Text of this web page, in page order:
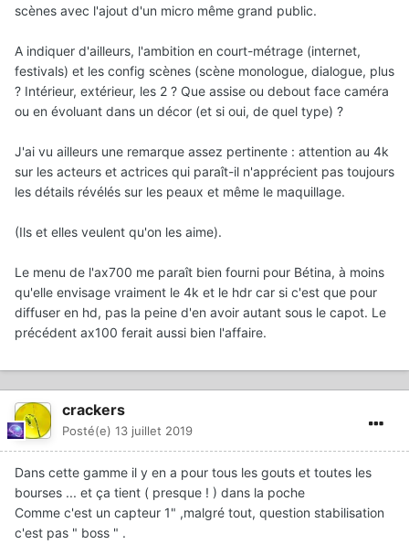
scènes avec l'ajout d'un micro même grand public.
A indiquer d'ailleurs, l'ambition en court-métrage (internet,
festivals) et les config scènes (scène monologue, dialogue, plus
? Intérieur, extérieur, les 2 ? Que assise ou debout face caméra
ou en évoluant dans un décor (et si oui, de quel type) ?
J'ai vu ailleurs une remarque assez pertinente : attention au 4k
sur les acteurs et actrices qui paraît-il n'apprécient pas toujours
les détails révélés sur les peaux et même le maquillage.
(Ils et elles veulent qu'on les aime).
Le menu de l'ax700 me paraît bien fourni pour Bétina, à moins
qu'elle envisage vraiment le 4k et le hdr car si c'est que pour
diffuser en hd, pas la peine d'en avoir autant sous le capot. Le
précédent ax100 ferait aussi bien l'affaire.
crackers
Posté(e) 13 juillet 2019
Dans cette gamme il y en a pour tous les gouts et toutes les
bourses ... et ça tient ( presque ! ) dans la poche
Comme c'est un capteur 1" ,malgré tout, question stabilisation
c'est pas " boss " .